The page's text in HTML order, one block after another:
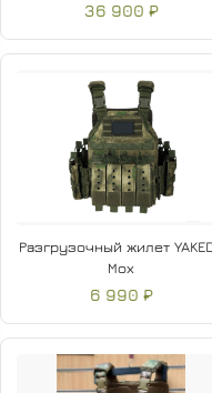
36 900 ₽
Разгрузочный жилет
Мох
6 990 ₽